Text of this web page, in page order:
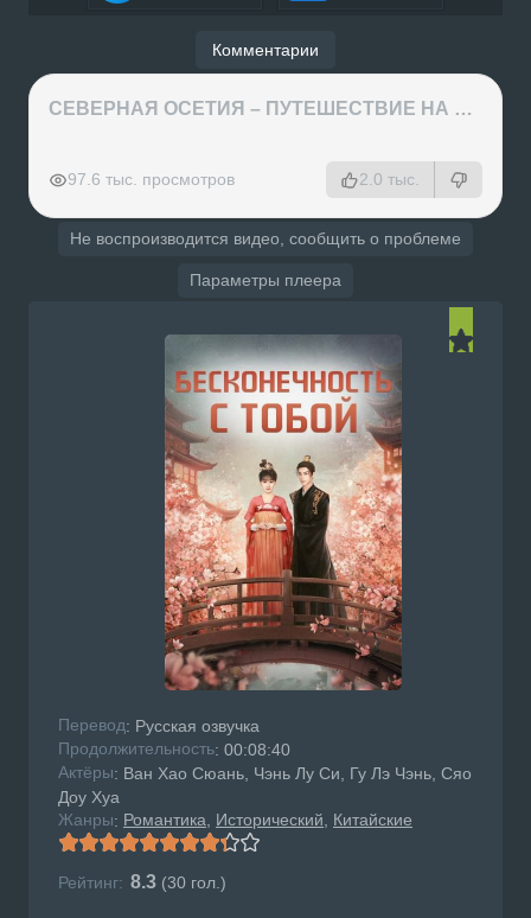
Комментарии
СЕВЕРНАЯ ОСЕТИЯ – ПУТЕШЕСТВИЕ НА КАВКАЗ часть 4
97.6 тыс. просмотров 2.0 тыс.
Не воспроизводится видео, сообщить о проблеме
Параметры плеера
Перевод: Русская озвучка
Продолжительность: 00:08:40
Актёры: Ван Хао Сюань, Чэнь Лу Си, Гу Лэ Чэнь, Сяо
Доу Хуа
Жанры: Романтика Исторический Китайские
Рейтинг: 8.3 (30 гол.)